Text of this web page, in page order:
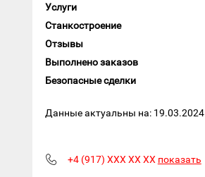
Услуги
Станкостроение
Отзывы
Выполнено заказов
Безопасные сделки
Данные актуальны на: 19.03.2024
+4 (917) XXX XX XX показать